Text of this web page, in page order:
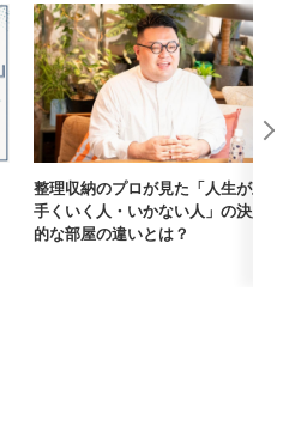
整理収納のプロが見た「人生が上
手くいく人・いかない人」の決定
的な部屋の違いとは？